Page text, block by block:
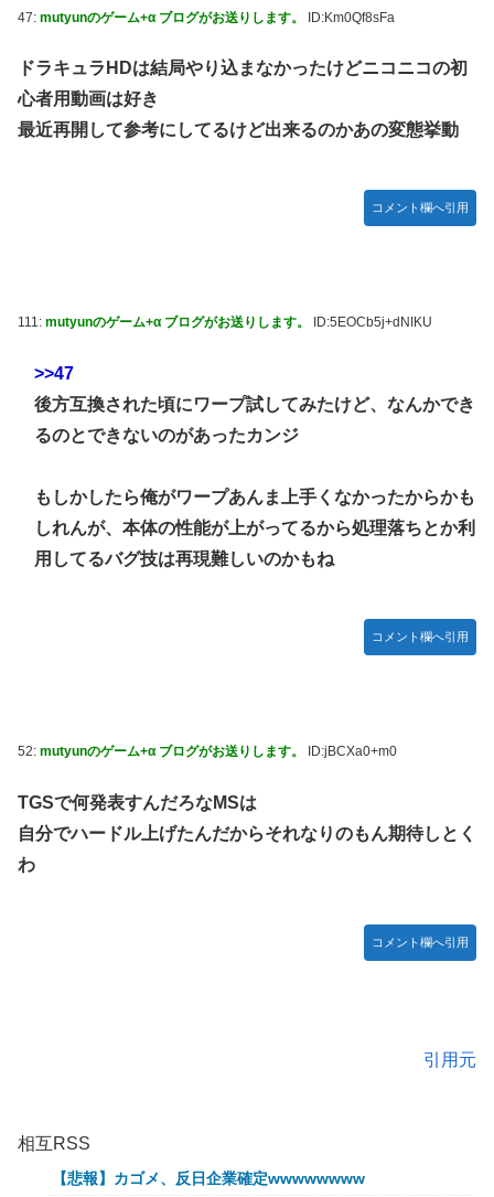
47: mutyunのゲーム+α ブログがお送りします。 ID:Km0Qf8sFa
ドラキュラHDは結局やり込まなかったけどニコニコの初
心者用動画は好き
最近再開して参考にしてるけど出来るのかあの変態挙動
コメント欄へ引用
111: mutyunのゲーム+α ブログがお送りします。 ID:5EOCb5j+dNIKU
>>47
後方互換された頃にワープ試してみたけど、なんかでき
るのとできないのがあったカンジ
もしかしたら俺がワープあんま上手くなかったからかも
しれんが、本体の性能が上がってるから処理落ちとか利
用してるバグ技は再現難しいのかもね
コメント欄へ引用
52: mutyunのゲーム+α ブログがお送りします。 ID:jBCXa0+m0
TGSで何発表すんだろなMSは
自分でハードル上げたんだからそれなりのもん期待しとく
わ
コメント欄へ引用
引用元
相互RSS
【悲報】カゴメ、反日企業確定wwwwwwww